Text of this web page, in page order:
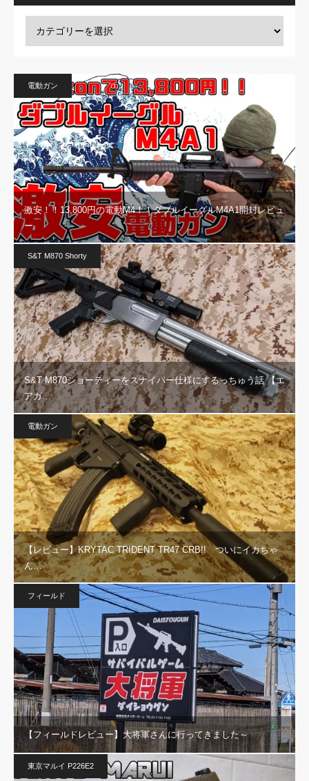
電動ガン
激安！！13,800円の電動M4！！ダブルイーグルM4A1開封レビュ
ー
S&T M870 Shorty
S&T M870ショーティーをスナイパー仕様にするっちゅう話 【エ
アガ…
電動ガン
【レビュー】KRYTAC TRIDENT TR47 CRB!! ついにイカちゃ
ん…
フィールド
【フィールドレビュー】大将軍さんに行ってきました～
東京マルイ P226E2